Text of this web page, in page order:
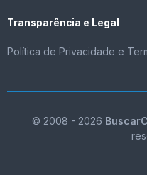
Transparência e Legal
Política de Privacidade e
© 2008 - 2026